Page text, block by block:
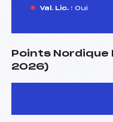
Val. Lic. : Oui
Points Nordique
2026)